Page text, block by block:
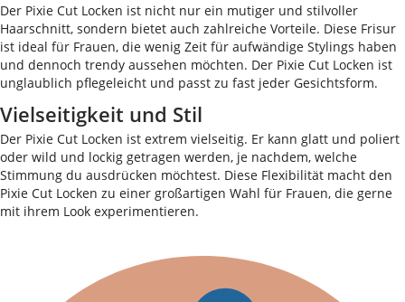
Der Pixie Cut Locken ist nicht nur ein mutiger und stilvoller
Haarschnitt, sondern bietet auch zahlreiche Vorteile. Diese Frisur
ist ideal für Frauen, die wenig Zeit für aufwändige Stylings haben
und dennoch trendy aussehen möchten. Der Pixie Cut Locken ist
unglaublich pflegeleicht und passt zu fast jeder Gesichtsform.
Vielseitigkeit und Stil
Der Pixie Cut Locken ist extrem vielseitig. Er kann glatt und poliert
oder wild und lockig getragen werden, je nachdem, welche
Stimmung du ausdrücken möchtest. Diese Flexibilität macht den
Pixie Cut Locken zu einer großartigen Wahl für Frauen, die gerne
mit ihrem Look experimentieren.